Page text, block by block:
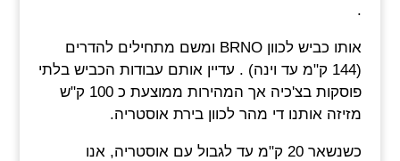
.
אותו כביש לכוון BRNO ומשם מתחילים להדרים
(144 ק"מ עד וינה) . עדיין אותם עבודות הכביש בלתי
פוסקות בצ'כיה אך המהירות ממוצעת כ 100 ק"ש
מזיזה אותנו די מהר לכוון בירת אוסטריה.
כשנשאר 20 ק"מ עד לגבול עם אוסטריה, אנו